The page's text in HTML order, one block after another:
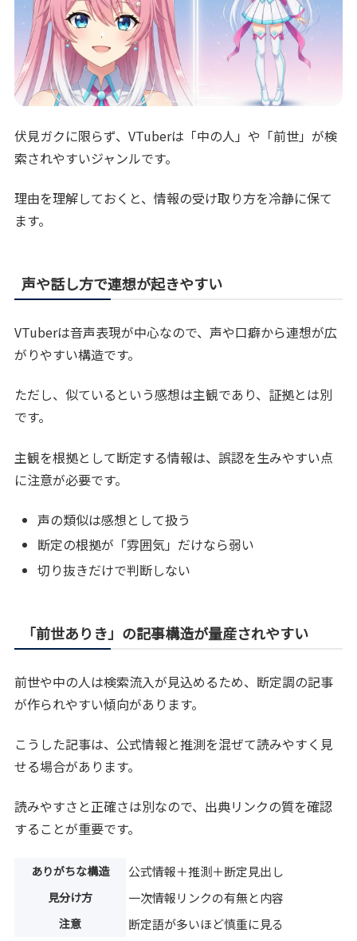
伏見ガクに限らず、VTuberは「中の人」や「前世」が検
索されやすいジャンルです。
理由を理解しておくと、情報の受け取り方を冷静に保て
ます。
声や話し方で連想が起きやすい
VTuberは音声表現が中心なので、声や口癖から連想が広
がりやすい構造です。
ただし、似ているという感想は主観であり、証拠とは別
です。
主観を根拠として断定する情報は、誤認を生みやすい点
に注意が必要です。
声の類似は感想として扱う
断定の根拠が「雰囲気」だけなら弱い
切り抜きだけで判断しない
「前世ありき」の記事構造が量産されやすい
前世や中の人は検索流入が見込めるため、断定調の記事
が作られやすい傾向があります。
こうした記事は、公式情報と推測を混ぜて読みやすく見
せる場合があります。
読みやすさと正確さは別なので、出典リンクの質を確認
することが重要です。
ありがちな構造 公式情報＋推測＋断定見出し
見分け方 一次情報リンクの有無と内容
注意 断定語が多いほど慎重に見る